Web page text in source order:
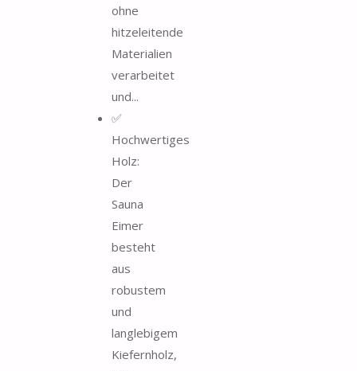
ohne
hitzeleitende
Materialien
verarbeitet
und...
✅
Hochwertiges
Holz:
Der
Sauna
Eimer
besteht
aus
robustem
und
langlebigem
Kiefernholz,